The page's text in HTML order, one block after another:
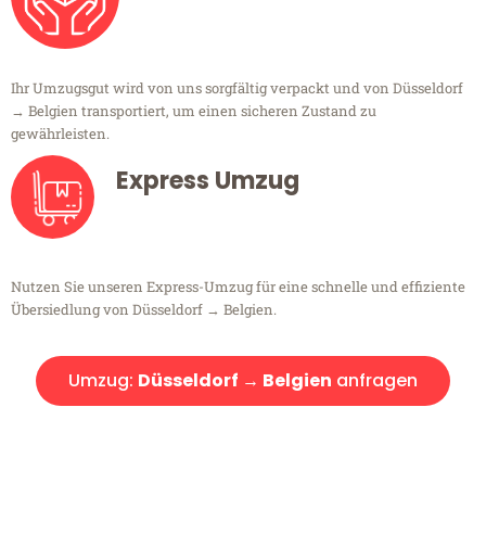
Ihr Umzugsgut wird von uns sorgfältig verpackt und von Düsseldorf
→ Belgien transportiert, um einen sicheren Zustand zu
gewährleisten.
Express Umzug
Nutzen Sie unseren Express-Umzug für eine schnelle und effiziente
Übersiedlung von Düsseldorf → Belgien.
Umzug: Düsseldorf → Belgien anfragen